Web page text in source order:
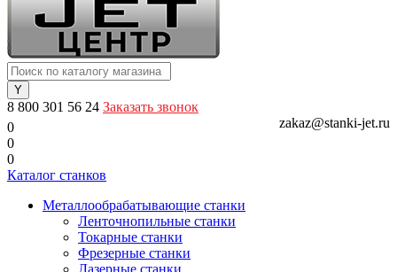
8 800 301 56 24 Заказать звонок
zakaz@stanki-jet.ru
0
0
0
Каталог станков
Металлообрабатывающие станки
Ленточнопильные станки
Токарные станки
Фрезерные станки
Лазерные станки